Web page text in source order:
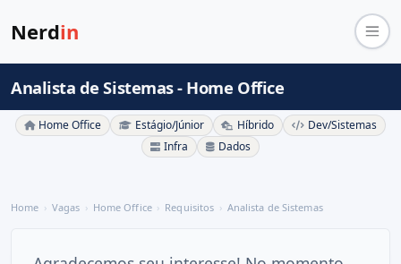
Nerdin
Analista de Sistemas - Home Office
Home Office Estágio/Júnior Híbrido
Dev/Sistemas
Infra
Dados
Home Vagas Home Office Requisitos Analista de Sistemas